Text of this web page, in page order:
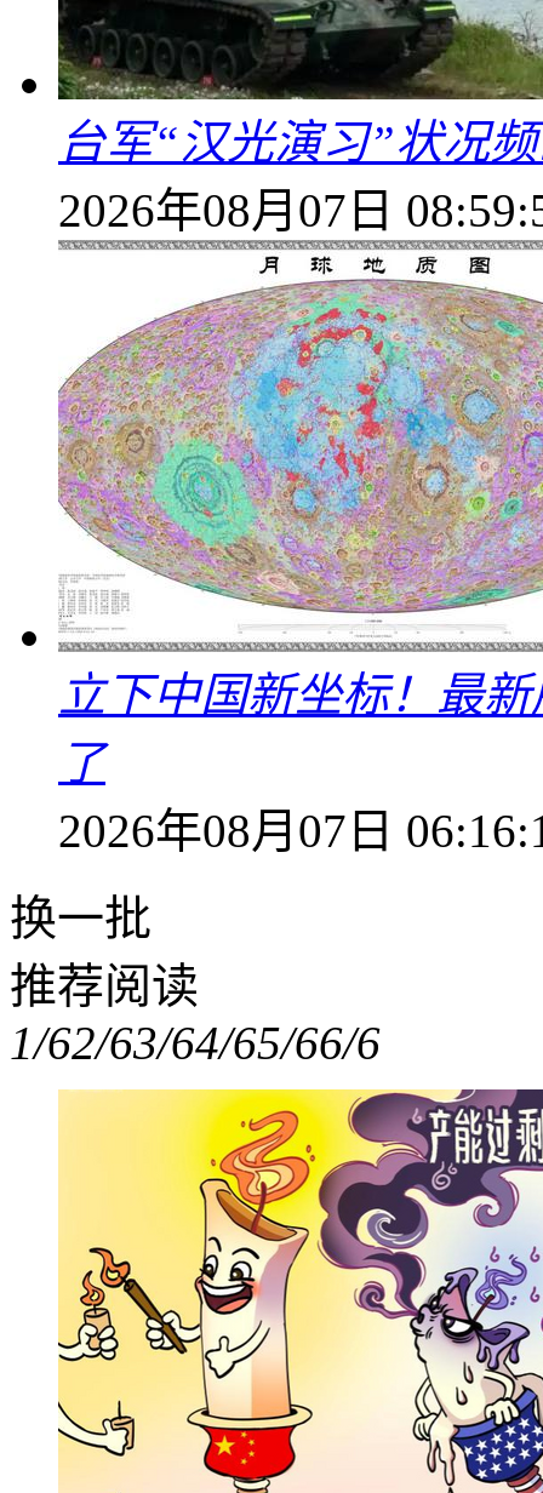
台军“汉光演习”状况
2026年08月07日
立下中国新坐标！最
了
2026年08月07日
换一批
推荐阅读
1/62/63/64/65/66/6